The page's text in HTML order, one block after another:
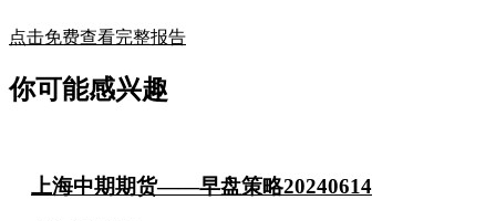
点击免费查看完整报告
你可能感兴趣
上海中期期货——早盘策略20240614